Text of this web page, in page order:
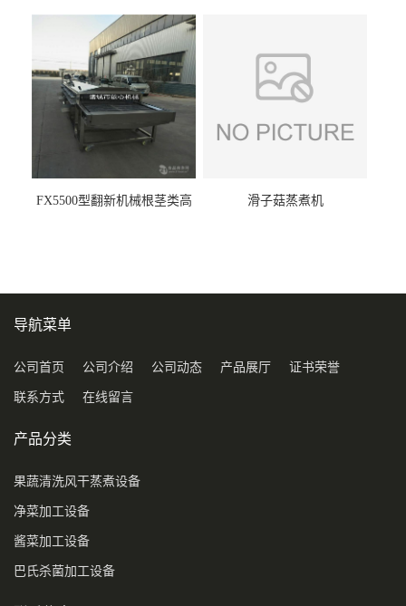
FX5500型翻新机械根茎类高
滑子菇蒸煮机
导航菜单
公司首页 公司介绍 公司动态 产品展厅 证书荣誉
联系方式 在线留言
产品分类
果蔬清洗风干蒸煮设备
净菜加工设备
酱菜加工设备
巴氏杀菌加工设备